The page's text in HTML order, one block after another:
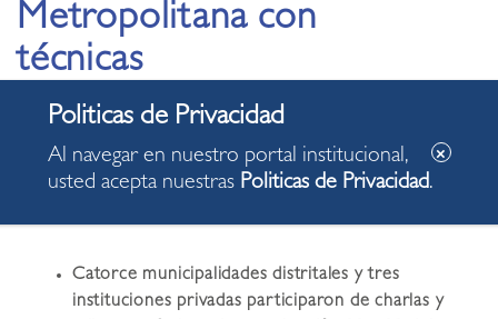
Metropolitana con
técnicas
internacionales en
arbolado urbano
Catorce municipalidades distritales y tres
instituciones privadas participaron de charlas y
Al navegar en nuestro portal institucional,
usted acepta nuestras Politicas de Privacidad.